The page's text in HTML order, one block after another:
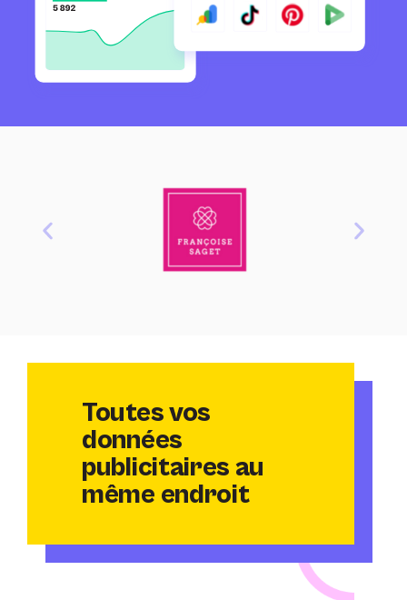
Toutes vos
données
publicitaires au
même endroit